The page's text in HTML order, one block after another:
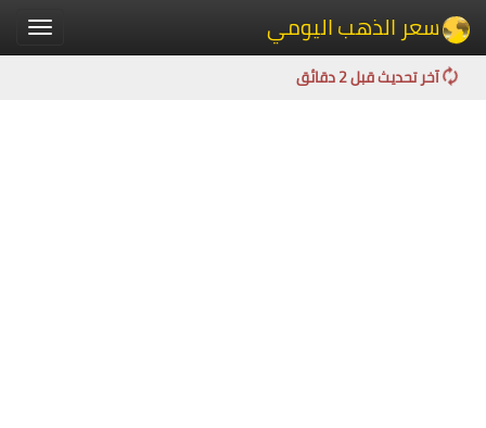
Toggle سعر الذهب اليومي
آخر تحديث قبل 2 دقائق